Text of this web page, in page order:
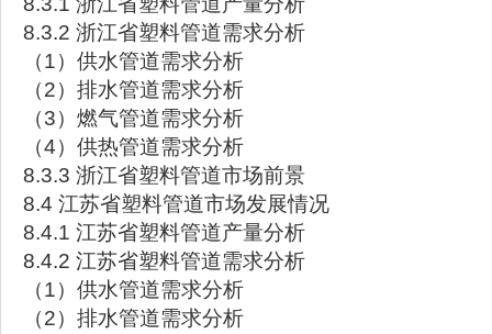
8.3.2 浙江省塑料管道需求分析
（1）供水管道需求分析
（2）排水管道需求分析
（3）燃气管道需求分析
（4）供热管道需求分析
8.3.3 浙江省塑料管道市场前景
8.4 江苏省塑料管道市场发展情况
8.4.1 江苏省塑料管道产量分析
8.4.2 江苏省塑料管道需求分析
（1）供水管道需求分析
（2）排水管道需求分析